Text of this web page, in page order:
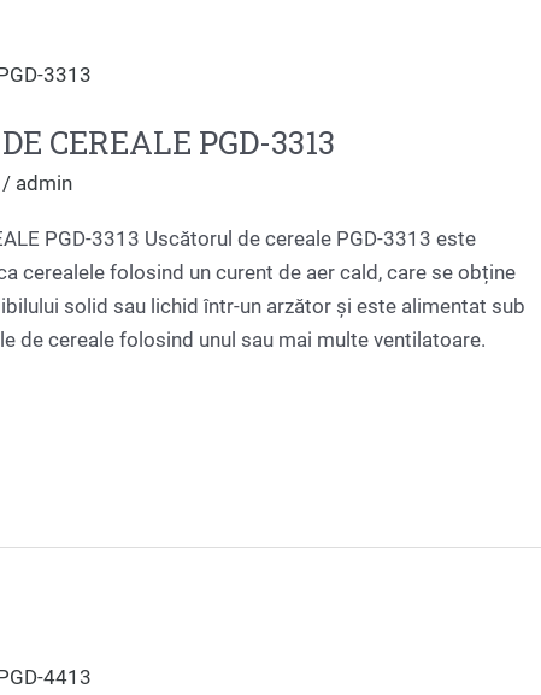
CEREALE PGD-3313
/ admin
PGD-3313 Uscătorul de cereale PGD-3313 este
cerealele folosind un curent de aer cald, care se obține
solid sau lichid într-un arzător și este alimentat sub
de cereale folosind unul sau mai multe ventilatoare.